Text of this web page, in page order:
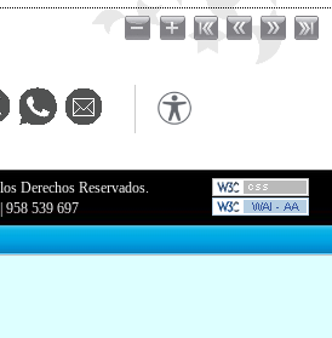
Derechos Reservados.
|958 539 697